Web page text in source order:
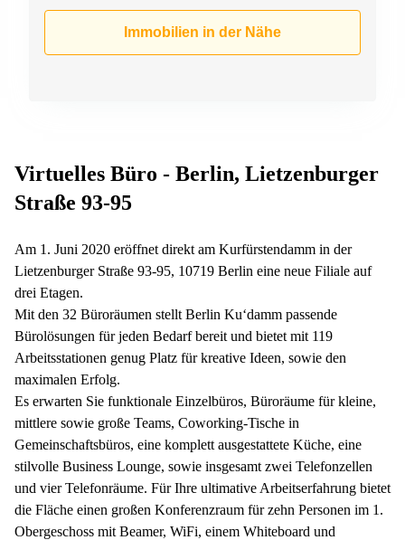
Immobilien in der Nähe
Virtuelles Büro - Berlin, Lietzenburger
Straße 93-95
Am 1. Juni 2020 eröffnet direkt am Kurfürstendamm in der
Lietzenburger Straße 93-95, 10719 Berlin eine neue Filiale auf
drei Etagen.
Mit den 32 Büroräumen stellt Berlin Ku‘damm passende
Bürolösungen für jeden Bedarf bereit und bietet mit 119
Arbeitsstationen genug Platz für kreative Ideen, sowie den
maximalen Erfolg.
Es erwarten Sie funktionale Einzelbüros, Büroräume für kleine,
mittlere sowie große Teams, Coworking-Tische in
Gemeinschaftsbüros, eine komplett ausgestattete Küche, eine
stilvolle Business Lounge, sowie insgesamt zwei Telefonzellen
und vier Telefonräume. Für Ihre ultimative Arbeitserfahrung bietet
die Fläche einen großen Konferenzraum für zehn Personen im 1.
Obergeschoss mit Beamer, WiFi, einem Whiteboard und